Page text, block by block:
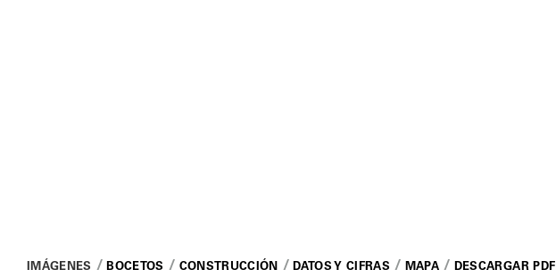
IMÁGENES BOCETOS CONSTRUCCIÓN DATOS Y CIFRAS MAPA DESCARGAR PDF